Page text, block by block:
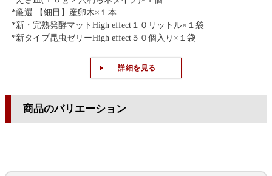
*厳選 【細目】産卵木×１本
*新・完熟発酵マットHigh effect１０リットル×１袋
*新タイプ昆虫ゼリーHigh effect５０個入り×１袋
詳細を見る
商品のバリエーション